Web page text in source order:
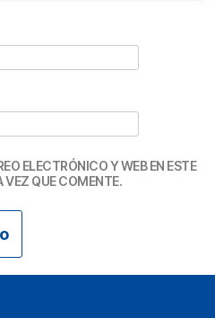
ELECTRÓNICO Y WEB EN ESTE
VEZ QUE COMENTE.